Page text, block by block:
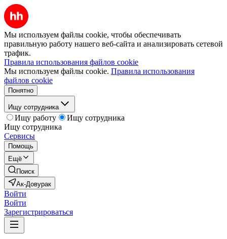
Мы используем файлы cookie, чтобы обеспечивать
правильную работу нашего веб-сайта и анализировать сетевой
трафик.
Правила использования файлов cookie
Мы используем файлы cookie. Правила использования
файлов cookie
Понятно
Ищу сотрудника
Ищу работу
Ищу сотрудника
Ищу сотрудника
Сервисы
Помощь
Ещё
Поиск
Ак-Довурак
Войти
Войти
Зарегистрироваться